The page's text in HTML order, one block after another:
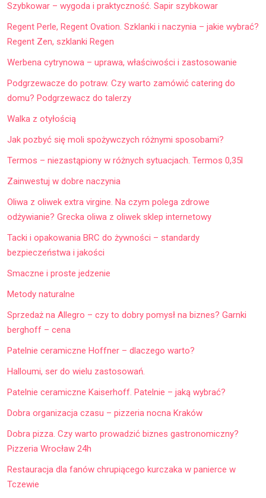
Szybkowar – wygoda i praktyczność. Sapir szybkowar
Regent Perle, Regent Ovation. Szklanki i naczynia – jakie wybrać?
Regent Zen, szklanki Regen
Werbena cytrynowa – uprawa, właściwości i zastosowanie
Podgrzewacze do potraw. Czy warto zamówić catering do
domu? Podgrzewacz do talerzy
Walka z otyłością
Jak pozbyć się moli spożywczych różnymi sposobami?
Termos – niezastąpiony w różnych sytuacjach. Termos 0,35l
Zainwestuj w dobre naczynia
Oliwa z oliwek extra virgine. Na czym polega zdrowe
odżywianie? Grecka oliwa z oliwek sklep internetowy
Tacki i opakowania BRC do żywności – standardy
bezpieczeństwa i jakości
Smaczne i proste jedzenie
Metody naturalne
Sprzedaż na Allegro – czy to dobry pomysł na biznes? Garnki
berghoff – cena
Patelnie ceramiczne Hoffner – dlaczego warto?
Halloumi, ser do wielu zastosowań.
Patelnie ceramiczne Kaiserhoff. Patelnie – jaką wybrać?
Dobra organizacja czasu – pizzeria nocna Kraków
Dobra pizza. Czy warto prowadzić biznes gastronomiczny?
Pizzeria Wrocław 24h
Restauracja dla fanów chrupiącego kurczaka w panierce w
Tczewie